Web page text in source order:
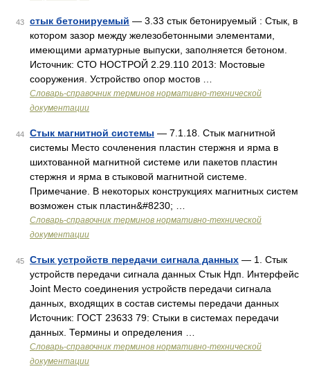
43 стык бетонируемый — 3.33 стык бетонируемый : Стык, в
котором зазор между железобетонными элементами,
имеющими арматурные выпуски, заполняется бетоном.
Источник: СТО НОСТРОЙ 2.29.110 2013: Мостовые
сооружения. Устройство опор мостов …
Словарь-справочник терминов нормативно-технической
документации
44 Стык магнитной системы — 7.1.18. Стык магнитной
системы Место сочленения пластин стержня и ярма в
шихтованной магнитной системе или пакетов пластин
стержня и ярма в стыковой магнитной системе.
Примечание. В некоторых конструкциях магнитных систем
возможен стык пластин&#8230; …
Словарь-справочник терминов нормативно-технической
документации
45 Стык устройств передачи сигнала данных — 1. Стык
устройств передачи сигнала данных Стык Ндп. Интерфейс
Joint Место соединения устройств передачи сигнала
данных, входящих в состав системы передачи данных
Источник: ГОСТ 23633 79: Стыки в системах передачи
данных. Термины и определения …
Словарь-справочник терминов нормативно-технической
документации